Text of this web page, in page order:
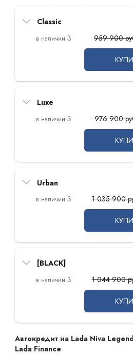
Classic
3
959 900
Luxe
3
976 900
Urban
3
1 035 900
[BLACK]
3
1 044 900
Автокредит на Lada Niva
Lada Finance